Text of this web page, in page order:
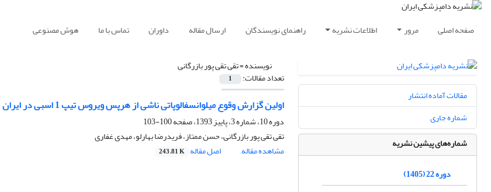
صفحه اصلی مرور اطلاعات نشریه راهنمای نویسندگان ارسال مقاله داوران تماس با ما هوش مصنوعی
نویسنده =تقی تقی پور بازرگانی
تعداد مقالات: 1
اولین گزارش وقوع میلوانسفالوپاتی ناشی از هرپس ویروس تیپ 1 اسبی در ایران
دوره 10، شماره 3، پاییز 1393، صفحه
100-103
تقی تقی پور بازرگانی، حسن ممتاز، فریدرضا بهارلو، مهدی غفاری
مشاهده مقاله
اصل مقاله 243.81 K
مقالات آماده انتشار
شماره جاری
شماره‌های پیشین نشریه
دوره 22 (1405)